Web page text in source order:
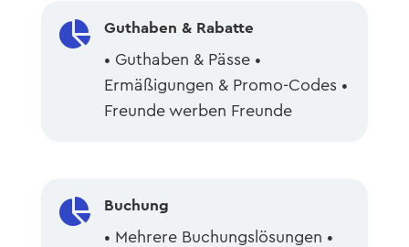
 Guthaben & Rabatte
• Guthaben & Pässe •
Ermäßigungen & Promo-Codes •
Freunde werben Freunde
 Buchung
• Mehrere Buchungslösungen •